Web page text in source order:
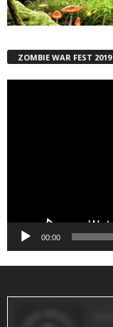
ZOMBIE WAR FEST 2019
00:00